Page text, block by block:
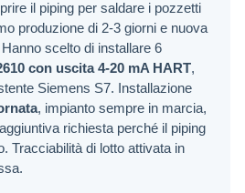
il piping per saldare i pozzetti
produzione di 2-3 giorni e nuova
scelto di installare 6
con uscita 4-20 mA HART,
Siemens S7. Installazione
, impianto sempre in marcia,
richiesta perché il piping
Tracciabilità di lotto attivata in